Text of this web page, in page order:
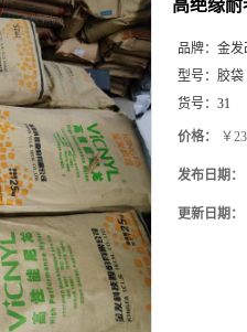
高绝缘耐
品牌： 金发
型号： 胶袋
货号： 31
价格： ￥
发布日期：
更新日期：